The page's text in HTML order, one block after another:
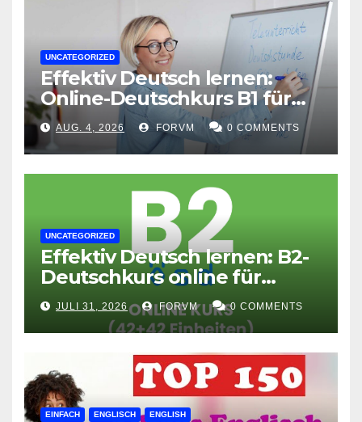
UNCATEGORIZED
Effektiv Deutsch lernen:
Online-Deutschkurs B1 für
flexible Lernerfolge
AUG. 4, 2026 FORVM 0 COMMENTS
UNCATEGORIZED
Effektiv Deutsch lernen: B2-
Deutschkurs online für
Fortgeschrittene
JULI 31, 2026 FORVM 0 COMMENTS
EINFACH ENGLISCH ENGLISH